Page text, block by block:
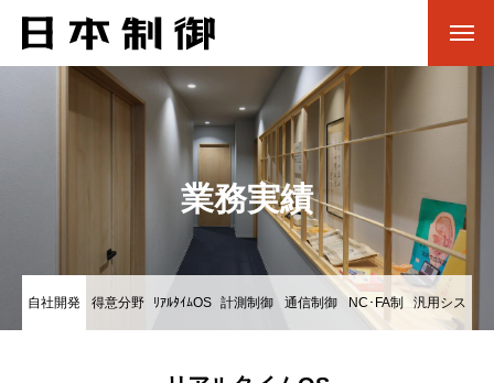
業務実績
自社開発 得意分野 ﾘｱﾙﾀｲﾑOS 計測制御 通信制御 NC･FA制 汎用シス